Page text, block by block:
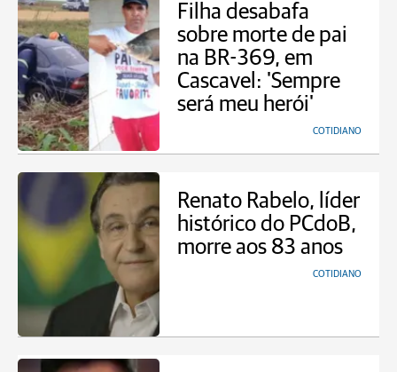
Filha desabafa
sobre morte de pai
na BR-369, em
Cascavel: 'Sempre
será meu herói'
COTIDIANO
Renato Rabelo, líder
histórico do PCdoB,
morre aos 83 anos
COTIDIANO